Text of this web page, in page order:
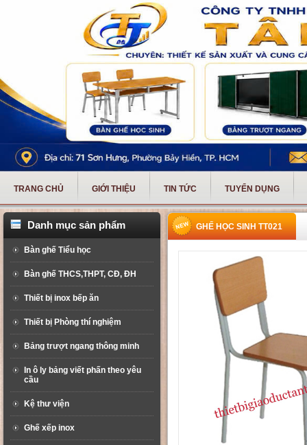
TRANG CHỦ GIỚI THIỆU TIN TỨC TUYỂN DỤNG
Danh mục sản phẩm
Bàn ghế Tiểu học
Bàn ghế THCS,THPT, CĐ, ĐH
Thiết bị inox bếp ăn
Thiết bị Phòng thí nghiệm
Bảng trượt ngang thông minh
In ô ly bảng viết phấn theo yêu
cầu
Kệ thư viện
Ghế xếp inox
GHẾ HỌC SINH TT021